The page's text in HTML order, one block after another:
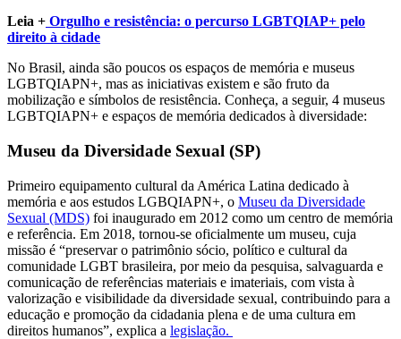
Leia + Orgulho e resistência: o percurso LGBTQIAP+ pelo
direito à cidade
No Brasil, ainda são poucos os espaços de memória e museus
LGBTQIAPN+, mas as iniciativas existem e são fruto da
mobilização e símbolos de resistência. Conheça, a seguir, 4 museus
LGBTQIAPN+ e espaços de memória dedicados à diversidade:
Museu da Diversidade Sexual (SP)
Primeiro equipamento cultural da América Latina dedicado à
memória e aos estudos LGBQIAPN+, o Museu da Diversidade
Sexual (MDS) foi inaugurado em 2012 como um centro de memória
e referência. Em 2018, tornou-se oficialmente um museu, cuja
missão é “preservar o patrimônio sócio, político e cultural da
comunidade LGBT brasileira, por meio da pesquisa, salvaguarda e
comunicação de referências materiais e imateriais, com vista à
valorização e visibilidade da diversidade sexual, contribuindo para a
educação e promoção da cidadania plena e de uma cultura em
direitos humanos”, explica a legislação.